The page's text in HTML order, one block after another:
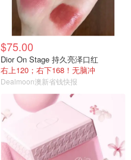
$75.00
Dior On Stage 持久亮泽口红
右上120；右下168！无脑冲
Dealmoon澳新省钱快报